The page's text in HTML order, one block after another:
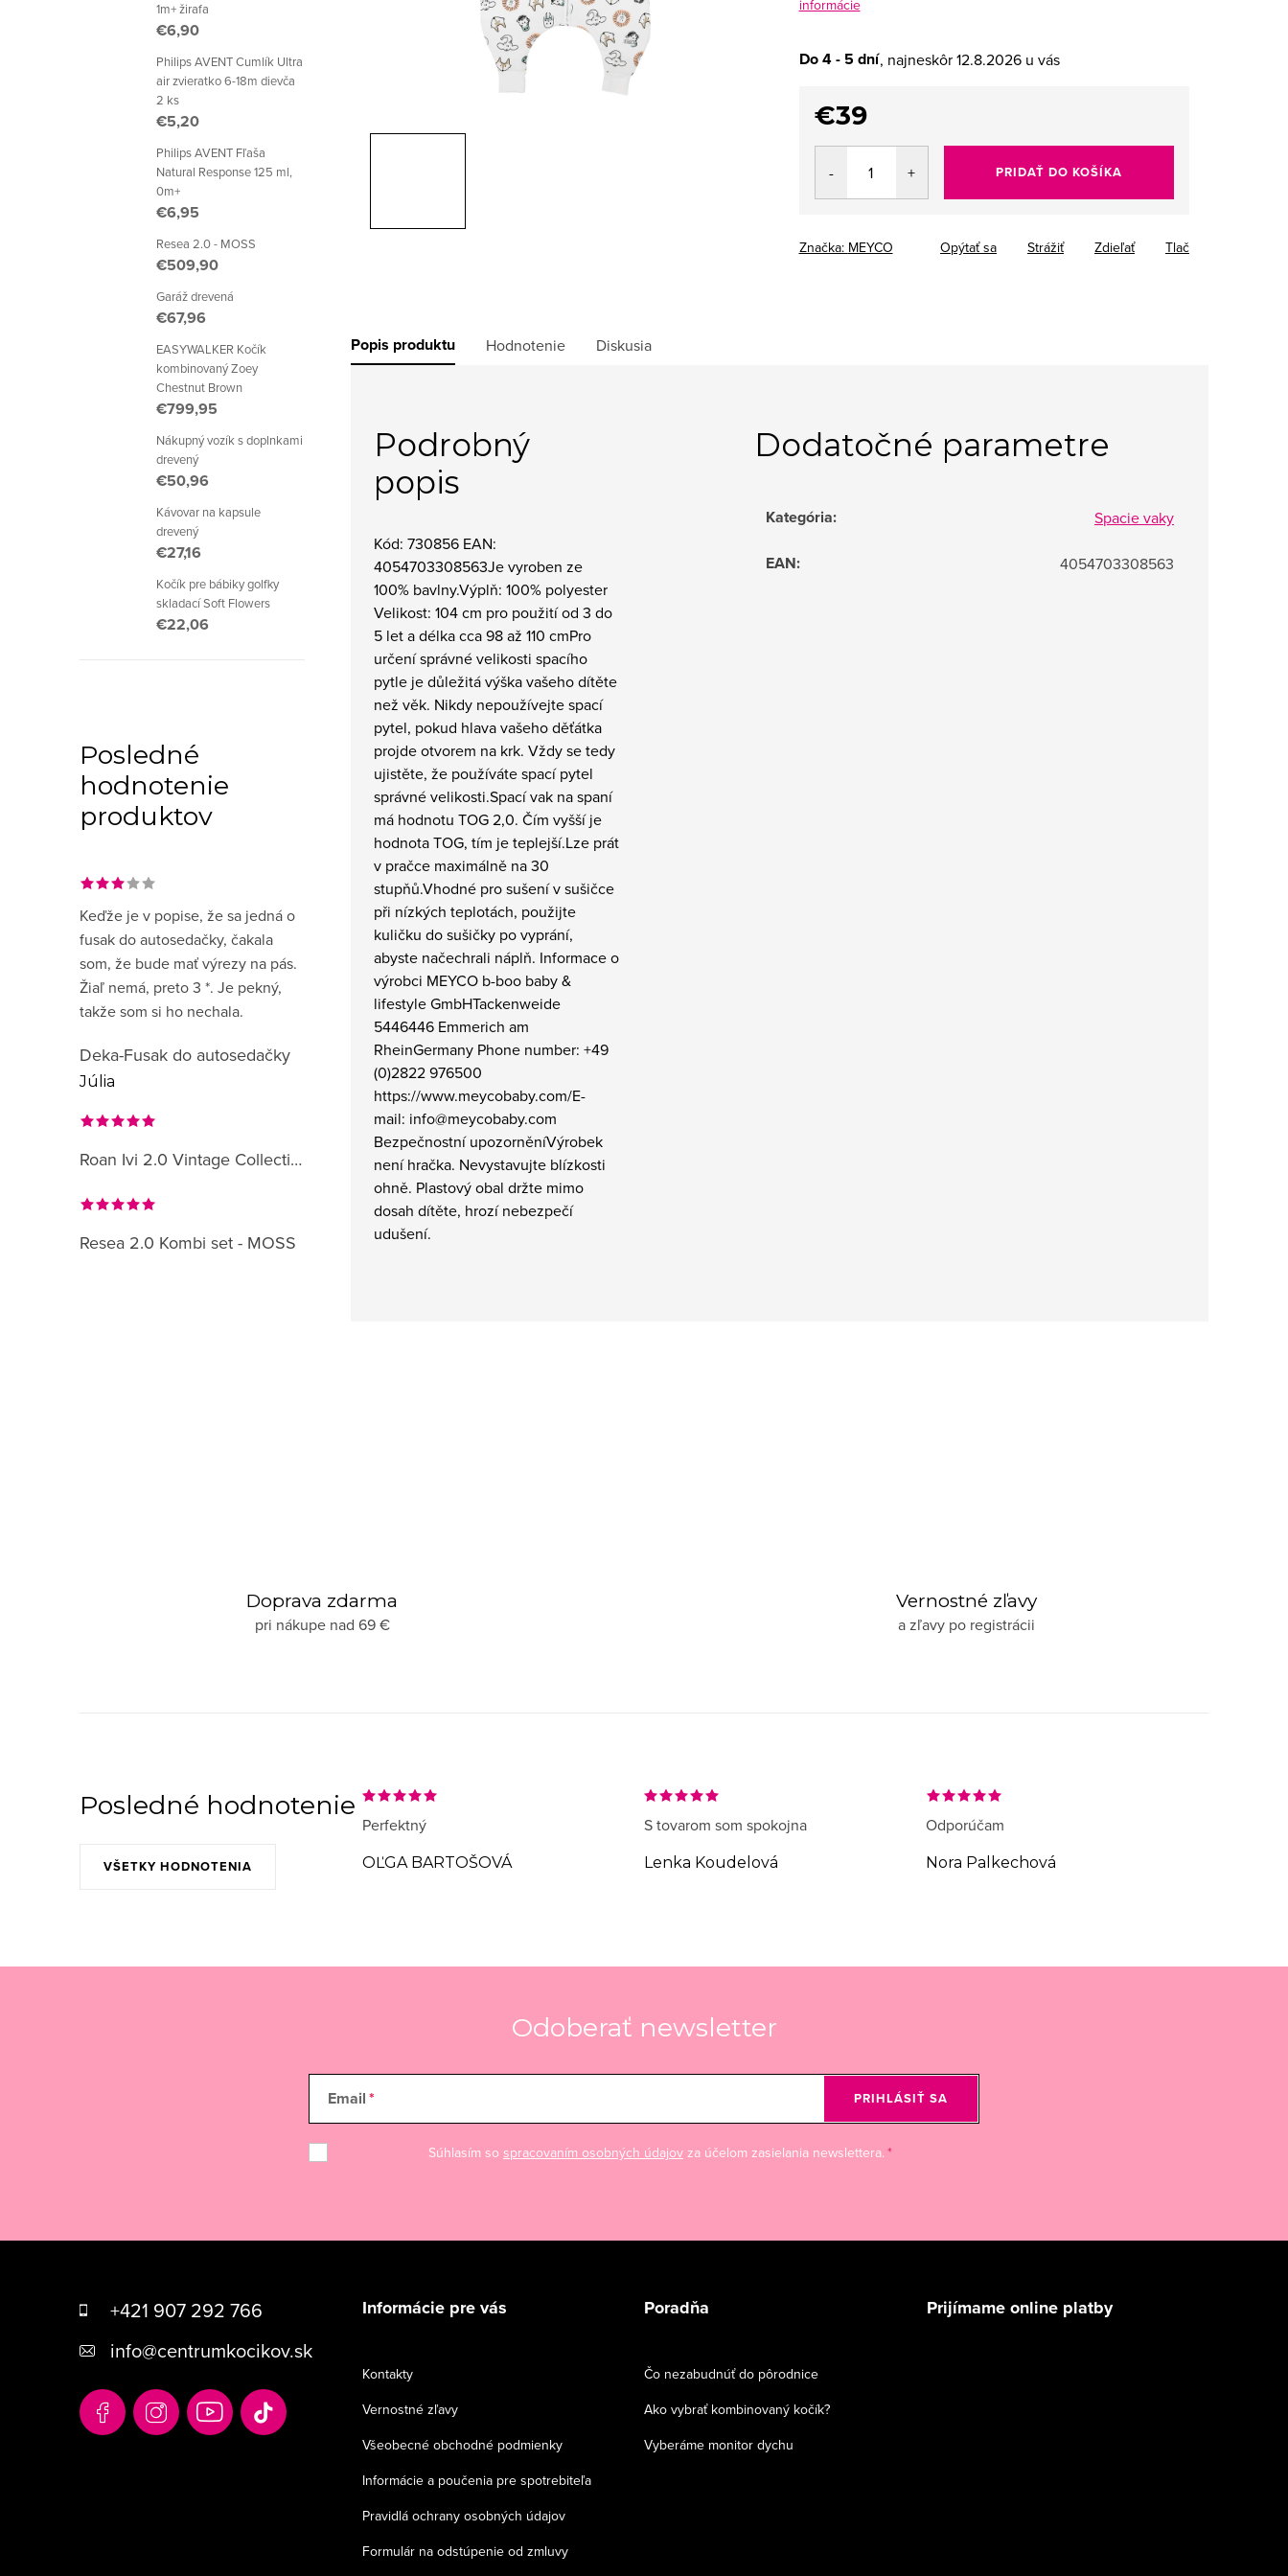
1m+ žirafa
€6,90
Philips AVENT Cumlík Ultra
air zvieratko 6-18m dievča
2 ks
€5,20
Philips AVENT Fľaša
Natural Response 125 ml,
0m+
€6,95
Resea 2.0 - MOSS
€509,90
Garáž drevená
€67,96
EASYWALKER Kočík
kombinovaný Zoey
Chestnut Brown
€799,95
Nákupný vozík s doplnkami
drevený
€50,96
Kávovar na kapsule
drevený
€27,16
Kočík pre bábiky golfky
skladací Soft Flowers
€22,06
Posledné
hodnotenie
produktov
Keďže je v popise, že sa jedná o
fusak do autosedačky, čakala
som, že bude mať výrezy na pás.
Žiaľ nemá, preto 3 *. Je pekný,
takže som si ho nechala.
Deka-Fusak do autosedačky
Júlia
Roan Ivi 2.0 Vintage Collection
Resea 2.0 Kombi set - MOSS
informácie
Do 4 - 5 dní 12.8.2026
€39
Jednotková
PRIDAŤ DO KOŠÍKA
Značka: MEYCO Tlač
Opýtať sa Strážiť Zdieľať
Popis produktu Hodnotenie Diskusia
Podrobný
popis
Kód: 730856 EAN:
4054703308563Je vyroben ze
100% bavlny.Výplň: 100% polyester
Velikost: 104 cm pro použití od 3 do
5 let a délka cca 98 až 110 cmPro
určení správné velikosti spacího
pytle je důležitá výška vašeho dítěte
než věk. Nikdy nepoužívejte spací
pytel, pokud hlava vašeho děťátka
projde otvorem na krk. Vždy se tedy
ujistěte, že používáte spací pytel
správné velikosti.Spací vak na spaní
má hodnotu TOG 2,0. Čím vyšší je
hodnota TOG, tím je teplejší.Lze prát
v pračce maximálně na 30
stupňů.Vhodné pro sušení v sušičce
při nízkých teplotách, použijte
kuličku do sušičky po vyprání,
abyste načechrali náplň. Informace o
výrobci MEYCO b-boo baby &
lifestyle GmbHTackenweide
5446446 Emmerich am
RheinGermany Phone number: +49
(0)2822 976500
https://www.meycobaby.com/E-
mail: info@meycobaby.com
Bezpečnostní upozorněníVýrobek
není hračka. Nevystavujte blízkosti
ohně. Plastový obal držte mimo
dosah dítěte, hrozí nebezpečí
udušení.
Dodatočné parametre
Kategória: Spacie vaky
EAN: 4054703308563
Doprava zdarma
pri nákupe nad 69 €
Vernostné zľavy
a zľavy po registrácii
Posledné hodnotenie
VŠETKY HODNOTENIA
Perfektný
OĽGA BARTOŠOVÁ
S tovarom som spokojna
Lenka Koudelová
Odporúčam
Nora Palkechová
Odoberať newsletter
Email
Súhlasím so spracovaním osobných údajov za účelom zasielania newslettera.
PRIHLÁSIŤ SA
+421 907 292 766
info@centrumkocikov.sk
Informácie pre vás
Kontakty
Vernostné zľavy
Všeobecné obchodné podmienky
Informácie a poučenia pre spotrebiteľa
Pravidlá ochrany osobných údajov
Formulár na odstúpenie od zmluvy
Poradňa
Čo nezabudnúť do pôrodnice
Ako vybrať kombinovaný kočík?
Vyberáme monitor dychu
Prijímame online platby